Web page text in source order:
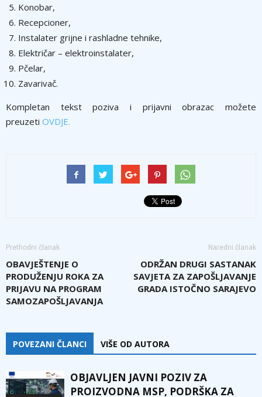
Konobar,
Recepcioner,
Instalater grijne i rashladne tehnike,
Električar – elektroinstalater,
Pčelar,
Zavarivač.
Kompletan tekst poziva i prijavni obrazac možete
preuzeti OVDJE.
Prethodni članak
OBAVJEŠTENJE O
PRODUŽENJU ROKA ZA
PRIJAVU NA PROGRAM
SAMOZAPOŠLJAVANJA
Naredni članak
ODRŽAN DRUGI SASTANAK
SAVJETA ZA ZAPOŠLJAVANJE
GRADA ISTOČNO SARAJEVO
POVEZANI ČLANCI VIŠE OD AUTORA
OBJAVLJEN JAVNI POZIV ZA
PROIZVODNA MSP, PODRŠKA ZA